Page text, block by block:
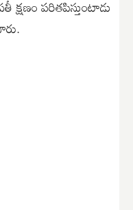
క్షణం పరితపిస్తుంటాడు